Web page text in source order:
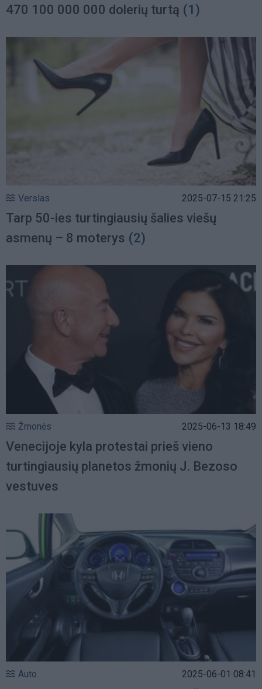
470 100 000 000 dolerių turtą (1)
Verslas 2025-07-15 21:25
Tarp 50-ies turtingiausių šalies viešų
asmenų – 8 moterys (2)
Žmonės 2025-06-13 18:49
Venecijoje kyla protestai prieš vieno
turtingiausių planetos žmonių J. Bezoso
vestuves
Auto 2025-06-01 08:41